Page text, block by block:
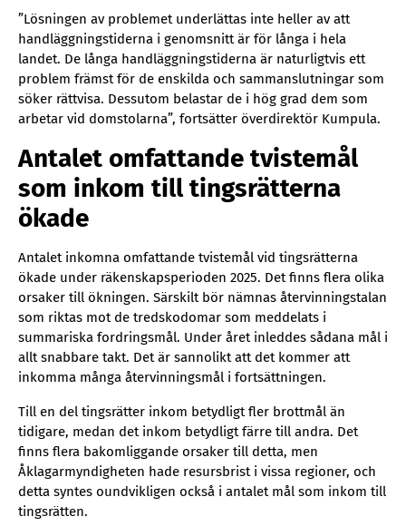
”Lösningen av problemet underlättas inte heller av att
handläggningstiderna i genomsnitt är för långa i hela
landet. De långa handläggningstiderna är naturligtvis ett
problem främst för de enskilda och sammanslutningar som
söker rättvisa. Dessutom belastar de i hög grad dem som
arbetar vid domstolarna”, fortsätter överdirektör Kumpula.
Antalet omfattande tvistemål
som inkom till tingsrätterna
ökade
Antalet inkomna omfattande tvistemål vid tingsrätterna
ökade under räkenskapsperioden 2025. Det finns flera olika
orsaker till ökningen. Särskilt bör nämnas återvinningstalan
som riktas mot de tredskodomar som meddelats i
summariska fordringsmål. Under året inleddes sådana mål i
allt snabbare takt. Det är sannolikt att det kommer att
inkomma många återvinningsmål i fortsättningen.
Till en del tingsrätter inkom betydligt fler brottmål än
tidigare, medan det inkom betydligt färre till andra. Det
finns flera bakomliggande orsaker till detta, men
Åklagarmyndigheten hade resursbrist i vissa regioner, och
detta syntes oundvikligen också i antalet mål som inkom till
tingsrätten.